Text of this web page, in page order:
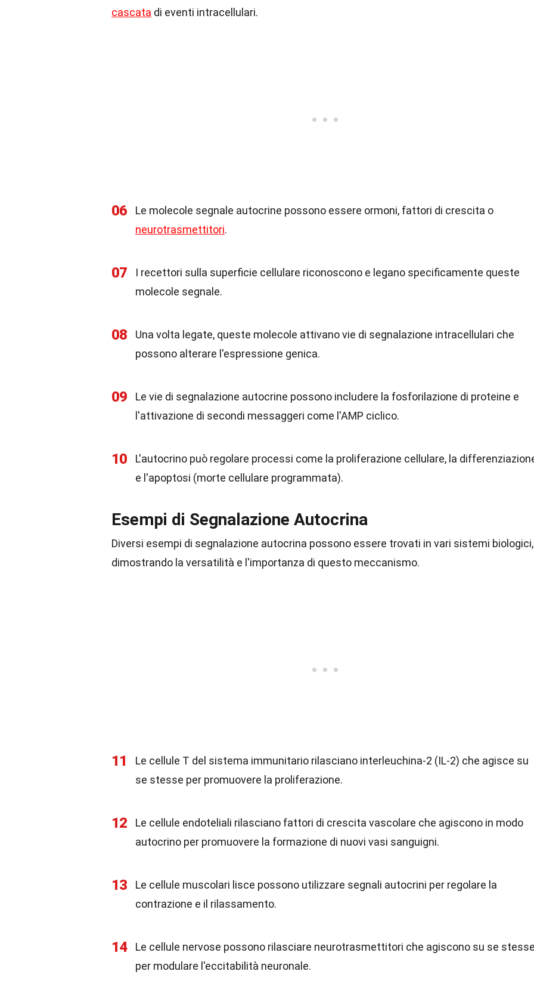
cascata di eventi intracellulari.
06
Le molecole segnale autocrine possono essere ormoni, fattori di crescita o
neurotrasmettitori.
07
I recettori sulla superficie cellulare riconoscono e legano specificamente queste
molecole segnale.
08
Una volta legate, queste molecole attivano vie di segnalazione intracellulari che
possono alterare l'espressione genica.
09
Le vie di segnalazione autocrine possono includere la fosforilazione di proteine e
l'attivazione di secondi messaggeri come l'AMP ciclico.
10
L'autocrino può regolare processi come la proliferazione cellulare, la
e l'apoptosi (morte cellulare programmata).
Esempi di Segnalazione Autocrina
Diversi esempi di segnalazione autocrina possono essere trovati in vari sistemi biologici,
dimostrando la versatilità e l'importanza di questo meccanismo.
11
Le cellule T del sistema immunitario rilasciano interleuchina-2 (IL-2) che agisce su
se stesse per promuovere la proliferazione.
12
Le cellule endoteliali rilasciano fattori di crescita vascolare che agiscono in modo
autocrino per promuovere la formazione di nuovi vasi sanguigni.
13
Le cellule muscolari lisce possono utilizzare segnali autocrini per regolare la
contrazione e il rilassamento.
14
Le cellule nervose possono rilasciare neurotrasmettitori che agiscono su se
per modulare l'eccitabilità neuronale.